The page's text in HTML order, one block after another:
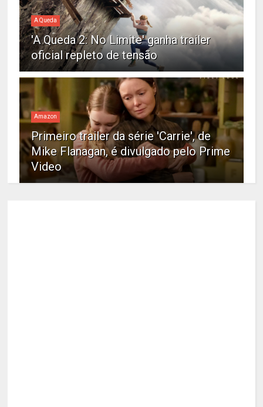
A Queda
'A Queda 2: No Limite' ganha trailer
oficial repleto de tensão
Amazon
Primeiro trailer da série 'Carrie', de
Mike Flanagan, é divulgado pelo Prime
Video